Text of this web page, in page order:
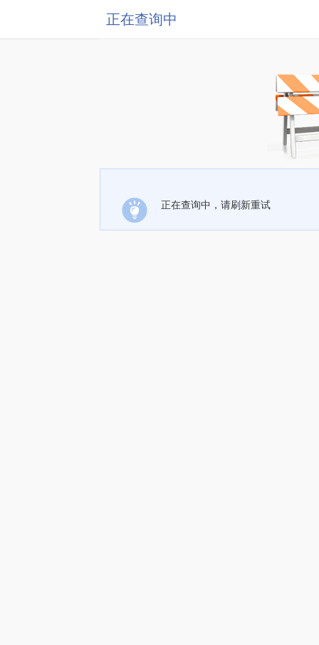
正在查询中
正在查询中，请刷新重试